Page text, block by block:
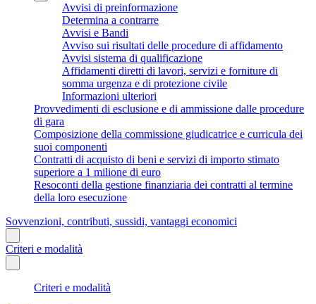
Avvisi di preinformazione
Determina a contrarre
Avvisi e Bandi
Avviso sui risultati delle procedure di affidamento
Avvisi sistema di qualificazione
Affidamenti diretti di lavori, servizi e forniture di
somma urgenza e di protezione civile
Informazioni ulteriori
Provvedimenti di esclusione e di ammissione dalle procedure
di gara
Composizione della commissione giudicatrice e curricula dei
suoi componenti
Contratti di acquisto di beni e servizi di importo stimato
superiore a 1 milione di euro
Resoconti della gestione finanziaria dei contratti al termine
della loro esecuzione
Sovvenzioni, contributi, sussidi, vantaggi economici
Criteri e modalità
Criteri e modalità